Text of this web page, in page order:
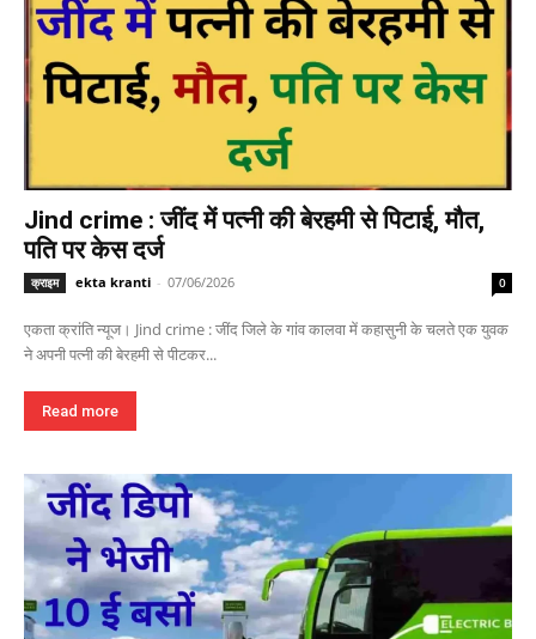
Jind crime : जींद में पत्नी की बेरहमी से पिटाई, मौत,
पति पर केस दर्ज
क्राइम ekta kranti - 07/06/2026 0
एकता क्रांति न्यूज। Jind crime : जींद जिले के गांव कालवा में कहासुनी के चलते एक युवक
ने अपनी पत्नी की बेरहमी से पीटकर...
Read more